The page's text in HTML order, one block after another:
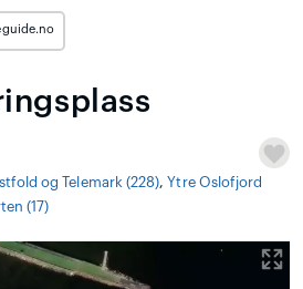
og Telemark (228),Ytre Oslofjord
(17)